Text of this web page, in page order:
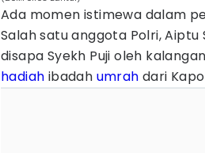
Ada momen istimewa dalam
Salah satu anggota Polri,
disapa Syekh Puji oleh
hadiah ibadah umrah dari